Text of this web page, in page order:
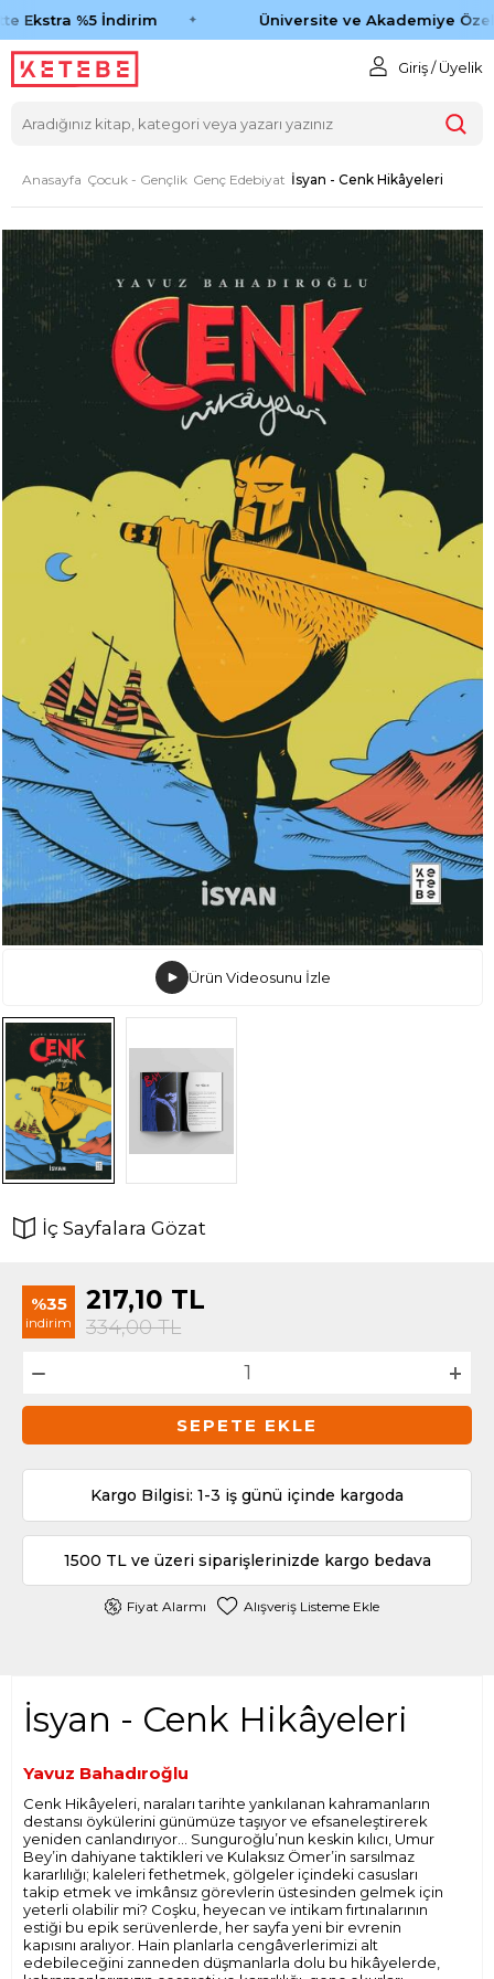
Ekstra %5 İndirim Üniversite ve Akademiye Özel
Giriş / Üyelik
Anasayfa Çocuk - Gençlik Genç Edebiyat İsyan - Cenk Hikâyeleri
Ürün Videosunu İzle
İç Sayfalara Gözat
%35
indirim
217,10 TL
334,00TL
SEPETE EKLE
Kargo Bilgisi: 1-3 iş günü içinde kargoda
1500 TL ve üzeri siparişlerinizde kargo bedava
Fiyat Alarmı Alışveriş Listeme Ekle
İsyan - Cenk Hikâyeleri
Yavuz Bahadıroğlu
Cenk Hikâyeleri, naraları tarihte yankılanan kahramanların
destansı öykülerini günümüze taşıyor ve efsaneleştirerek
yeniden canlandırıyor... Sunguroğlu’nun keskin kılıcı, Umur
Bey’in dahiyane taktikleri ve Kulaksız Ömer’in sarsılmaz
kararlılığı; kaleleri fethetmek, gölgeler içindeki casusları
takip etmek ve imkânsız görevlerin üstesinden gelmek için
yeterli olabilir mi? Coşku, heyecan ve intikam fırtınalarının
estiği bu epik serüvenlerde, her sayfa yeni bir evrenin
kapısını aralıyor. Hain planlarla cengâverlerimizi alt
edebileceğini zanneden düşmanlarla dolu bu hikâyelerde,